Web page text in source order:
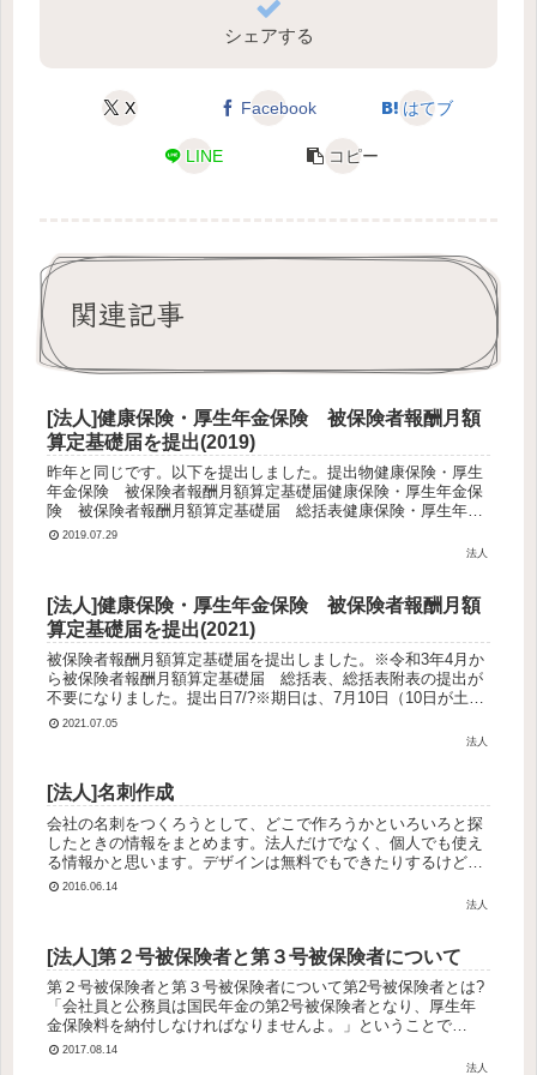
シェアする
X Facebook はてブ
LINE コピー
関連記事
[法人]健康保険・厚生年金保険 被保険者報酬月額
算定基礎届を提出(2019)
昨年と同じです。以下を提出しました。提出物健康保険・厚生
年金保険 被保険者報酬月額算定基礎届健康保険・厚生年金保
険 被保険者報酬月額算定基礎届 総括表健康保険・厚生年金
保険 被保険者報酬月額算定基礎届 総括表附表補足年金事務
2019.07.29
法人
[法人]健康保険・厚生年金保険 被保険者報酬月額
算定基礎届を提出(2021)
被保険者報酬月額算定基礎届を提出しました。※令和3年4月か
ら被保険者報酬月額算定基礎届 総括表、総括表附表の提出が
不要になりました。提出日7/?※期日は、7月10日（10日が土曜
または日曜の場合は翌営業日が提出期限）提出方法届書作成プ
2021.07.05
法人
[法人]名刺作成
会社の名刺をつくろうとして、どこで作ろうかといろいろと探
したときの情報をまとめます。法人だけでなく、個人でも使え
る情報かと思います。デザインは無料でもできたりするけど、
無料だと被る可能性があるので避けました。名刺印刷会社印刷
2016.06.14
法人
[法人]第２号被保険者と第３号被保険者について
第２号被保険者と第３号被保険者について第2号被保険者とは?
「会社員と公務員は国民年金の第2号被保険者となり、厚生年
金保険料を納付しなければなりませんよ。」ということで
す。・年金のについて、わかりやすい図が載っていました。
2017.08.14
法人